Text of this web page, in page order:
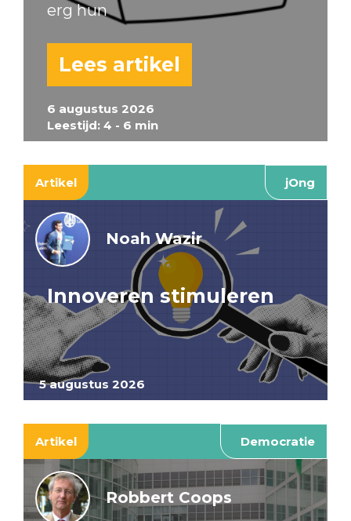
6 augustus 2026
Leestijd: 4 - 6 min
erg hun
Lees artikel
Artikel jOng
5 augustus 2026
Noah Wazir
Innoveren stimuleren
Artikel Democratie
Robbert Coops